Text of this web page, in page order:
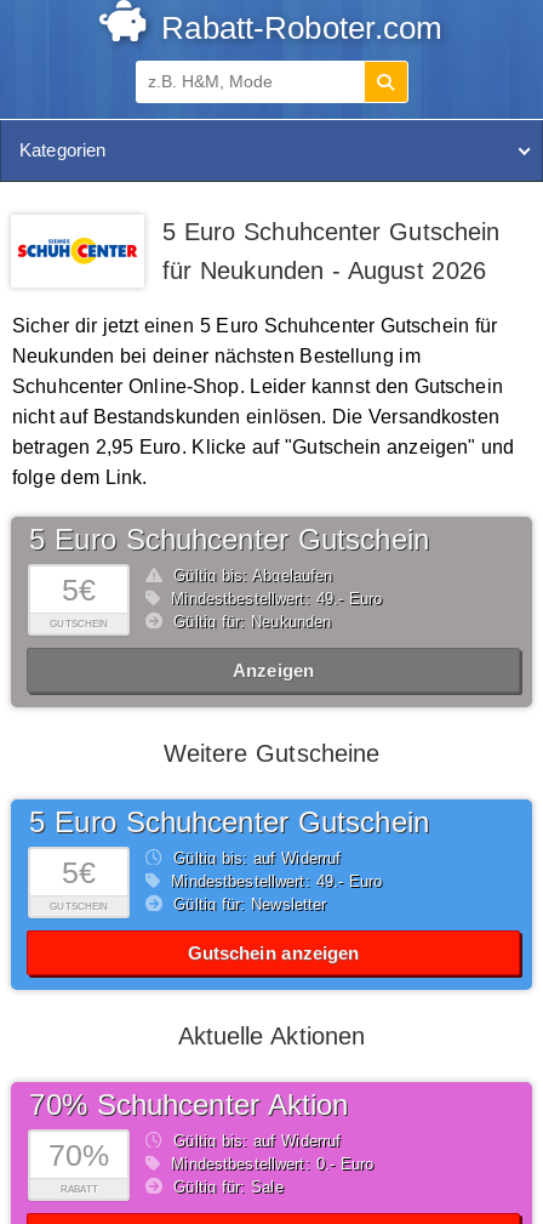
Rabatt-Roboter.com
Kategorien
5 Euro Schuhcenter Gutschein
für Neukunden - August 2026
Sicher dir jetzt einen 5 Euro Schuhcenter Gutschein für
Neukunden bei deiner nächsten Bestellung im
Schuhcenter Online-Shop. Leider kannst den Gutschein
nicht auf Bestandskunden einlösen. Die Versandkosten
betragen 2,95 Euro. Klicke auf "Gutschein anzeigen" und
folge dem Link.
5€
GUTSCHEIN
5 Euro Schuhcenter Gutschein
Gültig bis: Abgelaufen
Mindestbestellwert: 49,- Euro
Gültig für: Neukunden
Anzeigen
Weitere Gutscheine
5€
GUTSCHEIN
5 Euro Schuhcenter Gutschein
Gültig bis: auf Widerruf
Mindestbestellwert: 49,- Euro
Gültig für: Newsletter
Gutschein anzeigen
Aktuelle Aktionen
70%
RABATT
70% Schuhcenter Aktion
Gültig bis: auf Widerruf
Mindestbestellwert: 0,- Euro
Gültig für: Sale